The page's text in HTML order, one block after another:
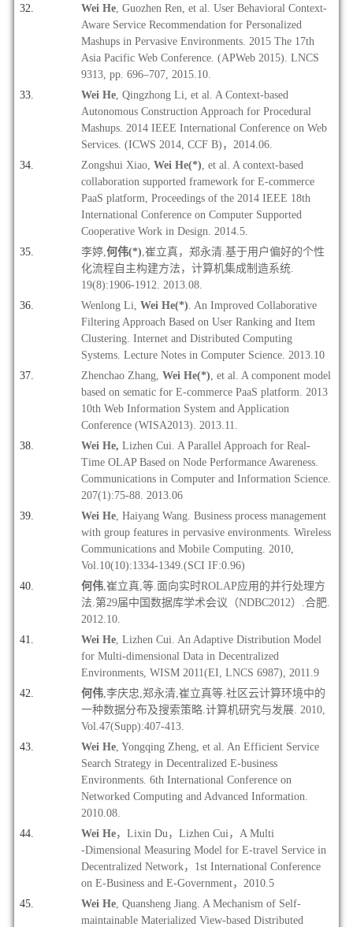
Wei He, Guozhen Ren, et al. User Behavioral Context-
Aware Service Recommendation for Personalized
Mashups in Pervasive Environments. 2015 The 17th
Asia Pacific Web Conference. (APWeb 2015). LNCS
9313, pp. 696–707, 2015.10.
Wei He, Qingzhong Li, et al. A Context-based
Autonomous Construction Approach for Procedural
Mashups. 2014 IEEE International Conference on Web
Services. (ICWS 2014, CCF B) ，2014.06.
Zongshui Xiao, Wei He(*) , et al. A context-based
collaboration supported framework for E-commerce
PaaS platform, Proceedings of the 2014 IEEE 18th
International Conference on Computer Supported
Cooperative Work in Design. 2014.5.
李婷, 何伟(*) ,崔立真，郑永清.基于用户偏好的个性
化流程自主构建方法，计算机集成制造系统.
19(8):1906-1912. 2013.08.
Wenlong Li, Wei He(*) . An Improved Collaborative
Filtering Approach Based on User Ranking and Item
Clustering. Internet and Distributed Computing
Systems. Lecture Notes in Computer Science. 2013.10
Zhenchao Zhang, Wei He(*) , et al. A component model
based on sematic for E‐commerce PaaS platform. 2013
10th Web Information System and Application
Conference (WISA2013). 2013.11.
Wei He, Lizhen Cui. A Parallel Approach for Real-
Time OLAP Based on Node Performance Awareness.
Communications in Computer and Information Science.
207(1):75-88. 2013.06
Wei He, Haiyang Wang. Business process management
with group features in pervasive environments. Wireless
Communications and Mobile Computing. 2010,
Vol.10(10):1334-1349.(SCI IF:0.96)
何伟,崔立真,等.面向实时ROLAP应用的并行处理方
法.第29届中国数据库学术会议（NDBC2012）.合肥.
2012.10.
Wei He, Lizhen Cui. An Adaptive Distribution Model
for Multi-dimensional Data in Decentralized
Environments, WISM 2011(EI, LNCS 6987), 2011.9
何伟,李庆忠,郑永清,崔立真等.社区云计算环境中的
一种数据分布及搜索策略.计算机研究与发展. 2010,
Vol.47(Supp):407-413.
Wei He, Yongqing Zheng, et al. An Efficient Service
Search Strategy in Decentralized E-business
Environments. 6th International Conference on
Networked Computing and Advanced Information.
2010.08.
Wei He，Lixin Du，Lizhen Cui，A Multi
‐Dimensional Measuring Model for E‐travel Service in
Decentralized Network，1st International Conference
on E-Business and E-Government，2010.5
Wei He, Quansheng Jiang. A Mechanism of Self-
maintainable Materialized View-based Distributed